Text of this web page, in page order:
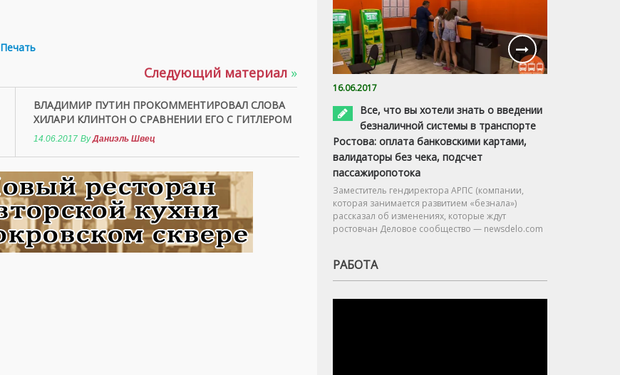
Печать
Следующий материал »
ВЛАДИМИР ПУТИН ПРОКОММЕНТИРОВАЛ СЛОВА
ХИЛАРИ КЛИНТОН О СРАВНЕНИИ ЕГО С ГИТЛЕРОМ
14.06.2017 ByДаниэль Швец
16.06.2017
Все, что вы хотели знать о введении
безналичной системы в транспорте
Ростова: оплата банковскими картами,
валидаторы без чека, подсчет
пассажиропотока
Заместитель гендиректора АРПС (компании,
которая занимается развитием «безнала»)
рассказал об изменениях, которые ждут
ростовчан Деловое сообщество — newsdelo.com
РАБОТА